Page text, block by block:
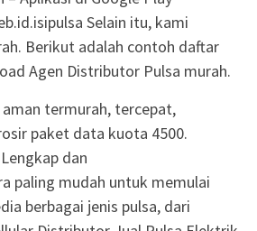
Selain itu, kami
Berikut adalah contoh daftar
Agen Distributor Pulsa murah.
termurah, tercepat,
paket data kuota 4500.
dan
paling mudah untuk memulai
berbagai jenis pulsa, dari